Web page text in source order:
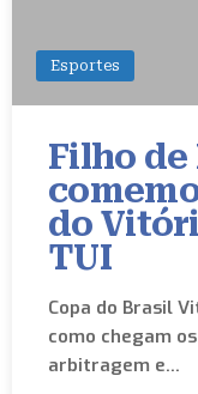
Esportes
Filho
do
TUI
Copa do Brasil
como chegam
arbitragem e…